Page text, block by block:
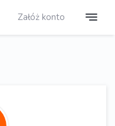
Załóż konto